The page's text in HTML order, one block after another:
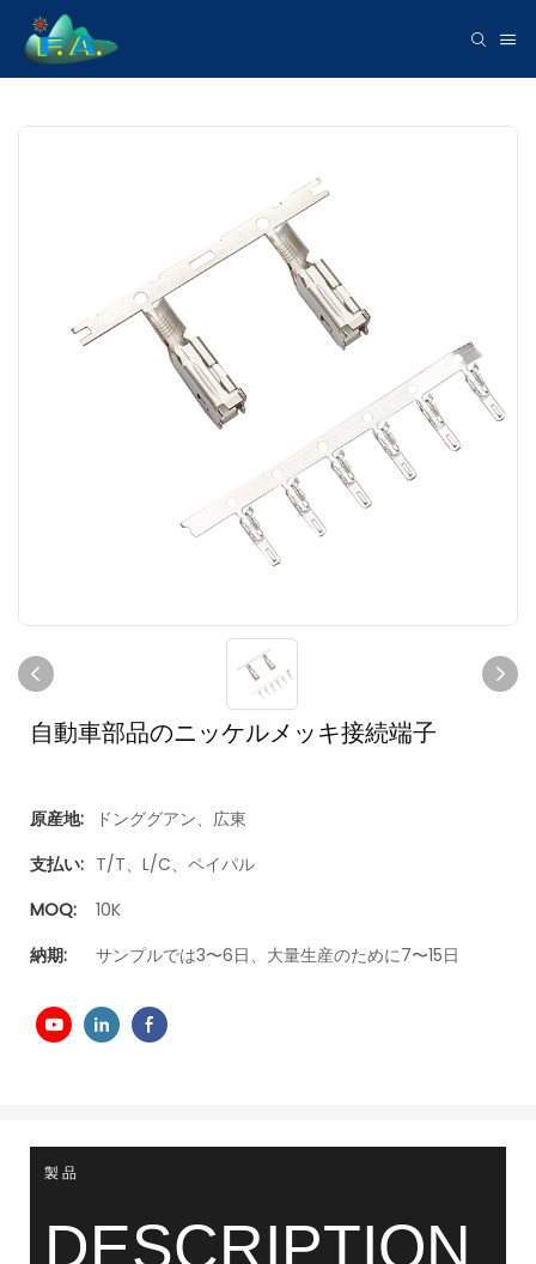
自動車部品のニッケルメッキ接続端子
原産地:
ドンググアン、広東
支払い: T/T、L/C、ペイパル
MOQ:
10K
納期:
サンプルでは3〜6日、大量生産のために7〜15日
製品
DESCRIPTION